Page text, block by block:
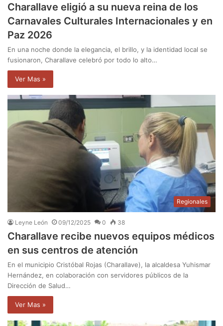
Charallave eligió a su nueva reina de los
Carnavales Culturales Internacionales y en
Paz 2026
En una noche donde la elegancia, el brillo, y la identidad local se
fusionaron, Charallave celebró por todo lo alto…
Ver Mas »
Regionales
Leyne León 09/12/2025 0 38
Charallave recibe nuevos equipos médicos
en sus centros de atención
En el municipio Cristóbal Rojas (Charallave), la alcaldesa Yuhismar
Hernández, en colaboración con servidores públicos de la
Dirección de Salud…
Ver Mas »